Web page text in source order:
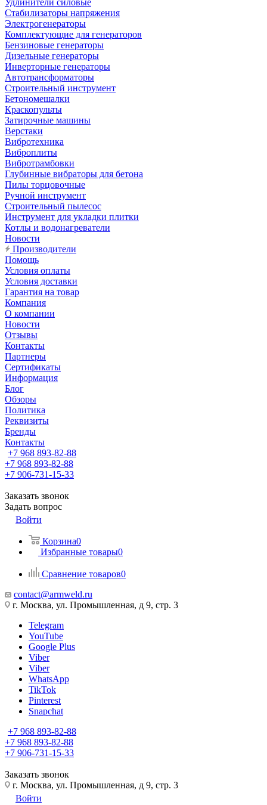
Удлинители силовые
Стабилизаторы напряжения
Электрогенераторы
Комплектующие для генераторов
Бензиновые генераторы
Дизельные генераторы
Инверторные генераторы
Автотрансформаторы
Строительный инструмент
Бетономешалки
Краскопульты
Затирочные машины
Верстаки
Вибротехника
Виброплиты
Вибротрамбовки
Глубинные вибраторы для бетона
Пилы торцовочные
Ручной инструмент
Строительный пылесос
Инструмент для укладки плитки
Котлы и водонагреватели
Новости
Производители
Помощь
Условия оплаты
Условия доставки
Гарантия на товар
Компания
О компании
Новости
Отзывы
Контакты
Партнеры
Сертификаты
Информация
Блог
Обзоры
Политика
Реквизиты
Бренды
Контакты
+7 968 893-82-88
+7 968 893-82-88
+7 906-731-15-33
Заказать звонок
Задать вопрос
Войти
Корзина0
Избранные товары0
Сравнение товаров0
contact@armweld.ru
г. Москва, ул. Промышленная, д 9, стр. 3
Telegram
YouTube
Google Plus
Viber
Viber
WhatsApp
TikTok
Pinterest
Snapchat
+7 968 893-82-88
+7 968 893-82-88
+7 906-731-15-33
Заказать звонок
г. Москва, ул. Промышленная, д 9, стр. 3
Войти